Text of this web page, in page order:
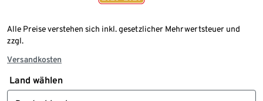
Alle Preise verstehen sich inkl. gesetzlicher Mehrwertsteuer und
zzgl.
Versandkosten
Land wählen